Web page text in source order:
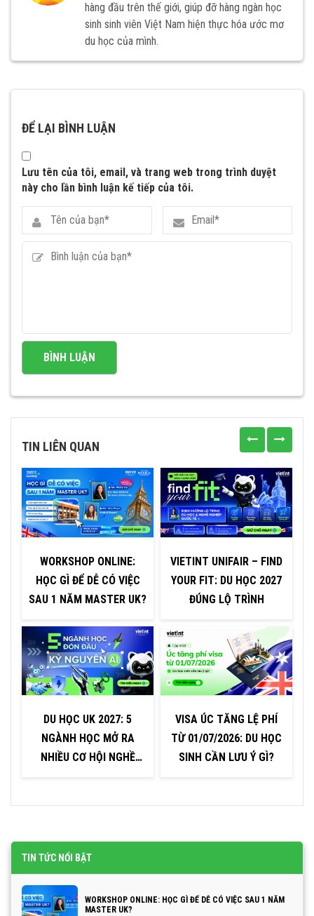
hàng đầu trên thế giới, giúp đỡ hàng ngàn học
sinh sinh viên Việt Nam hiện thực hóa ước mơ
du học của mình.
ĐỂ LẠI BÌNH LUẬN
Lưu tên của tôi, email, và trang web trong trình duyệt
này cho lần bình luận kế tiếp của tôi.
TIN LIÊN QUAN
WORKSHOP ONLINE:
HỌC GÌ ĐỂ DỄ CÓ VIỆC
SAU 1 NĂM MASTER UK?
DU HỌC UK 2027: 5
NGÀNH HỌC MỞ RA
NHIỀU CƠ HỘI NGHỀ
VIETINT UNIFAIR – FIND
YOUR FIT: DU HỌC 2027
ĐÚNG LỘ TRÌNH
VISA ÚC TĂNG LỆ PHÍ
TỪ 01/07/2026: DU HỌC
SINH CẦN LƯU Ý GÌ?
TIN TỨC NỔI BẬT
WORKSHOP ONLINE: HỌC GÌ ĐỂ DỄ CÓ VIỆC SAU 1 NĂM
MASTER UK?